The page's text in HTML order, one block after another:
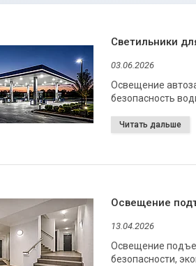
Светильники
03.06.2026
Освещение
безопасность
Освещение
13.04.2026
Освещение
безопасности,